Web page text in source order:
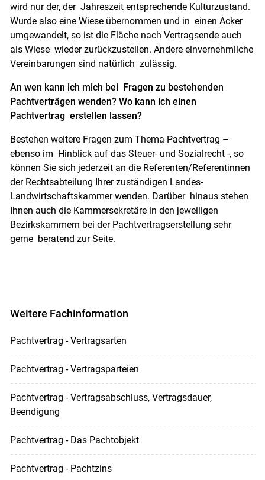
wird nur der, der Jahreszeit entsprechende Kulturzustand.
Wurde also eine Wiese übernommen und in einen Acker
umgewandelt, so ist die Fläche nach Vertragsende auch
als Wiese wieder zurückzustellen. Andere einvernehmliche
Vereinbarungen sind natürlich zulässig.
An wen kann ich mich bei Fragen zu bestehenden
Pachtverträgen wenden? Wo kann ich einen
Pachtvertrag erstellen lassen?
Bestehen weitere Fragen zum Thema Pachtvertrag –
ebenso im Hinblick auf das Steuer- und Sozialrecht -, so
können Sie sich jederzeit an die Referenten/Referentinnen
der Rechtsabteilung Ihrer zuständigen Landes-
Landwirtschaftskammer wenden. Darüber hinaus stehen
Ihnen auch die Kammersekretäre in den jeweiligen
Bezirkskammern bei der Pachtvertragserstellung sehr
gerne beratend zur Seite.
Weitere Fachinformation
Pachtvertrag - Vertragsarten
Pachtvertrag - Vertragsparteien
Pachtvertrag - Vertragsabschluss, Vertragsdauer,
Beendigung
Pachtvertrag - Das Pachtobjekt
Pachtvertrag - Pachtzins